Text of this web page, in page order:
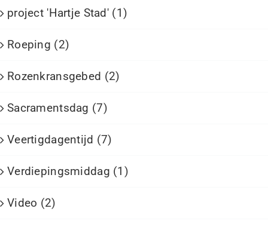
project 'Hartje Stad' (1)
Roeping (2)
Rozenkransgebed (2)
Sacramentsdag (7)
Veertigdagentijd (7)
Verdiepingsmiddag (1)
Video (2)